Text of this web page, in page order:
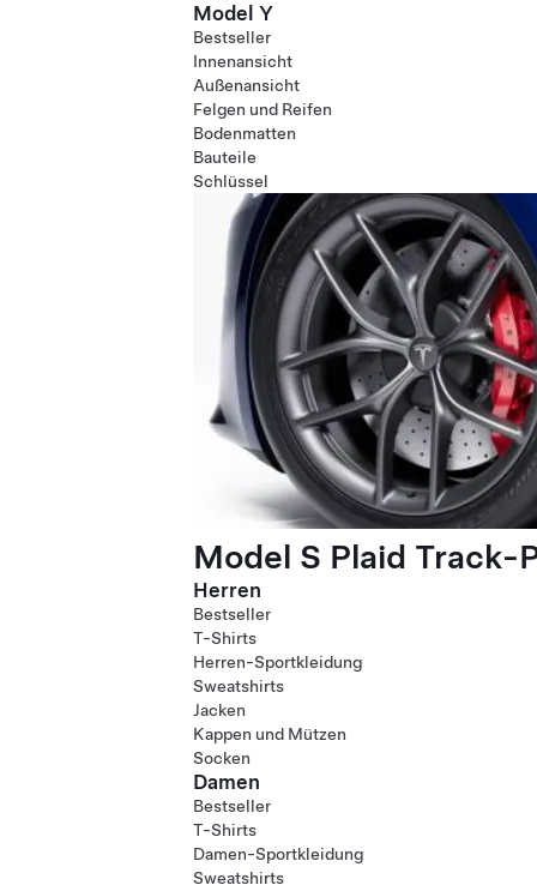
Model Y
Bestseller
Innenansicht
Außenansicht
Felgen und Reifen
Bodenmatten
Bauteile
Schlüssel
Model S Plaid Track-
Herren
Bestseller
T-Shirts
Herren-Sportkleidung
Sweatshirts
Jacken
Kappen und Mützen
Socken
Damen
Bestseller
T-Shirts
Damen-Sportkleidung
Sweatshirts